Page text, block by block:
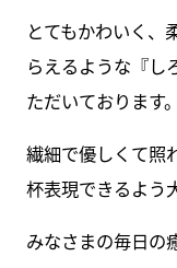
とてもかわいく、
らえるような『し
ただいております。
繊細で優しくて照
杯表現できるよう
みなさまの毎日の